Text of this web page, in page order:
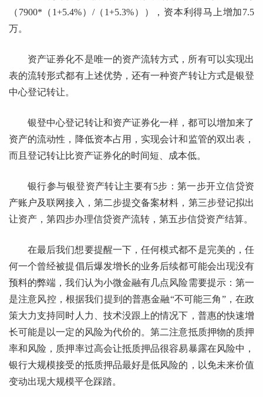
（7900*（1+5.4%）/（1+5.3%）），资本利得马上增加7.5
万。
资产证券化不是唯一的资产流转方式，所有可以实现出
表的流转形式都有上述优势，还有一种资产转让方式是银登
中心登记转让。
银登中心登记转让和资产证券化一样，都可以增加来了
资产的流动性，降低资本占用，实现会计和监管的双出表，
而且登记转让比资产证券化的时间短、成本低。
银行参与银登资产转让主要有5步：第一步开立信贷资
产账户及联网接入，第二步提交备案材料，第三步登记拟出
让资产，第四步办理信贷资产流转，第五步信贷资产结算。
在最后我们想要提醒一下，任何模式都不是完美的，任
何一个曾经被提倡后爆发增长的业务后续都可能会出现没有
预料的弊端，我们认为小微金融有几点风险需要提示：第一
是注意风控，根据我们提到的普惠金融“不可能三角”，在政
策大力支持同时人力、技术没跟上的情况下，普惠的快速增
长可能是以一定的风险为代价的。第二注意抵质押物的质押
率和风险，质押率过高会让抵质押品很容易暴露在风险中，
银行大规模接受的抵质押品最好是低风险的，以免未来价值
变动出现大规模平仓踩踏。